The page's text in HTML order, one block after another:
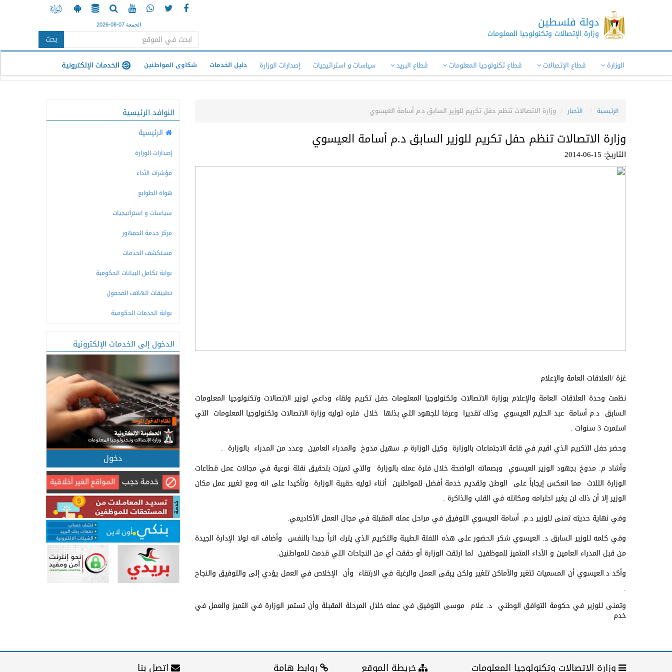
دولة فلسطين
وزارة الإتصالات وتكنولوجيا المعلومات
الجمعة 07-08-2026
بحث
الوزارة قطاع الإتصالات قطاع تكنولوجيا المعلومات قطاع البريد سياسات و استراتيجيات إصدارات الوزارة دليل الخدمات شكاوى المواطنين
الرئيسية الأخبار وزارة الاتصالات تنظم حفل تكريم للوزير السابق د.م أسامة العيسوي
وزارة الاتصالات تنظم حفل تكريم للوزير السابق د.م أسامة العيسوي
التاريخ: 15-06-2014
غزة /العلاقات العامة والإعلام
نظمت وحدة العلاقات العامة والإعلام بوزارة الاتصالات وتكنولوجيا المعلومات حفل تكريم ولقاء وداعي لوزير الاتصالات وتكنولوجيا المعلومات
السابق د.م أسامة عبد الحليم العيسوي وذلك تقديرا وعرفا للجهود التي بذلها خلال فتره توليه وزارة الاتصالات وتكنولوجيا المعلومات التي
استمرت 3 سنوات .
وحضر حفل التكريم الذي اقيم في قاعة الاجتماعات بالوزارة وكيل الوزارة م. سهيل مدوخ والمدراء العامين وعدد من المدراء بالوزارة .
وأشاد م. مدوخ بجهود الوزير العيسوي وبصماته الواضحة خلال فترة عمله بالوزارة والتي تميزت بتحقيق نقلة نوعية في مجالات عمل قطاعات
الوزارة الثلاث مما انعكس إيجاباً على الوطن وتقديم خدمة أفضل للمواطنين أثناء توليه حقيبة الوزارة وتأكيدا على انه ومع تغيير عمل مكان
الوزير إلا أن ذلك لن يغير احترامه ومكانته في القلب والذاكرة .
وفي نهاية حديثه تمنى للوزير د.م. أسامة العيسوي التوفيق في مراحل عمله المقبلة في مجال العمل الأكاديمي.
وفي كلمه للوزير السابق د. العيسوي شكر الحضور على هذه اللفتة الطيبة والتكريم الذي يترك اثراً جيدا بالنفس وأضاف انه لولا الإدارة الجيدة
من قبل المدراء العامين و الأداء المتميز للموظفين لما ارتقت الوزارة أو حققت أي من النجاحات التي قدمت للمواطنين.
وأكد د.العيسوي أن المسميات تتغير والأماكن تتغير ولكن يبقى العمل والرغبة في الارتقاء وأن الإخلاص في العمل يؤدي إلى والتوفيق والنجاح
.
وتمنى للوزير في حكومة التوافق الوطني د. علام موسى التوفيق في عمله خلال المرحلة المقبلة وأن تستمر الوزارة في التميز والعمل في
خدم
النوافد الرئيسية
الرئيسية
إصدارات الوزارة
مؤشرات الأداء
هواة الطوابع
سياسات و استراتيجيات
مركز خدمة الجمهور
مستكشف الخدمات
بوابة تكامل البيانات الحكومبة
تطبيقات الهاتف المحمول
بوابة الخدمات الحكومية
الدخول إلى الخدمات الإلكترونية
دخول
وزارة الإتصالات وتكنولوجيا المعلومات خريطة الموقع روابط هامة اتصل بنا